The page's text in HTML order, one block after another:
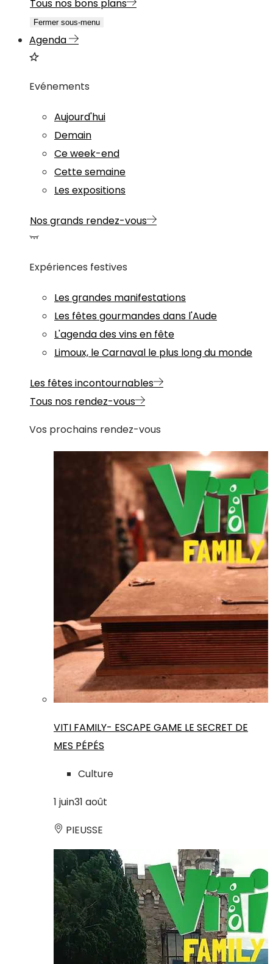
Tous nos bons plans
Fermer sous-menu
Agenda
Evénements
Aujourd'hui
Demain
Ce week-end
Cette semaine
Les expositions
Nos grands rendez-vous
Expériences festives
Les grandes manifestations
Les fêtes gourmandes dans l'Aude
L'agenda des vins en fête
Limoux, le Carnaval le plus long du monde
Les fêtes incontournables
Tous nos rendez-vous
Vos prochains rendez-vous
VITI FAMILY- ESCAPE GAME LE SECRET DE
MES PÉPÉS
Culture
1 juin31 août
PIEUSSE